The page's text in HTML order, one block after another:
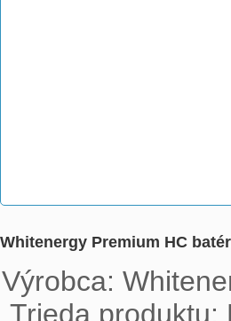
Whitenergy Premium HC
Výrobca: